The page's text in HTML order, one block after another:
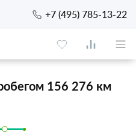
+7 (495) 785-13-22
156 276 км